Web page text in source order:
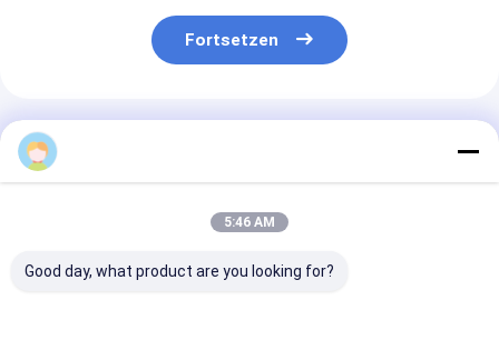
Fortsetzen
Empfohlene Produkte
5:46 AM
Good day, what product are you looking for?